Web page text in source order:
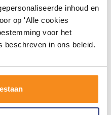
inhoud en
op 'Alle cookies
voor het
beschreven in ons beleid.
Meer info